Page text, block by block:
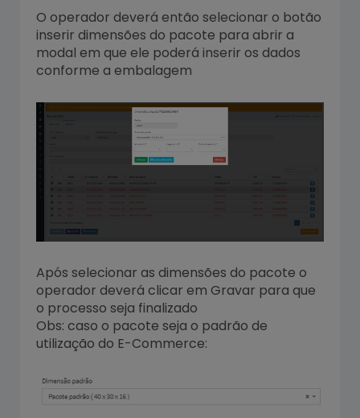
O operador deverá então selecionar o botão
inserir dimensões do pacote para abrir a
modal em que ele poderá inserir os dados
conforme a embalagem
Após selecionar as dimensões do pacote o
operador deverá clicar em Gravar para que
o processo seja finalizado
Obs: caso o pacote seja o padrão de
utilização do E-Commerce: